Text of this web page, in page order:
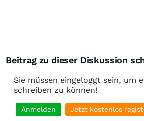
Beitrag zu dieser Diskussion
Sie müssen eingeloggt sein, um
schreiben zu können!
Anmelden Jetzt kostenlos